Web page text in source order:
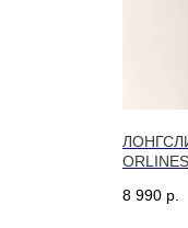
ORLINES
8 990 р.